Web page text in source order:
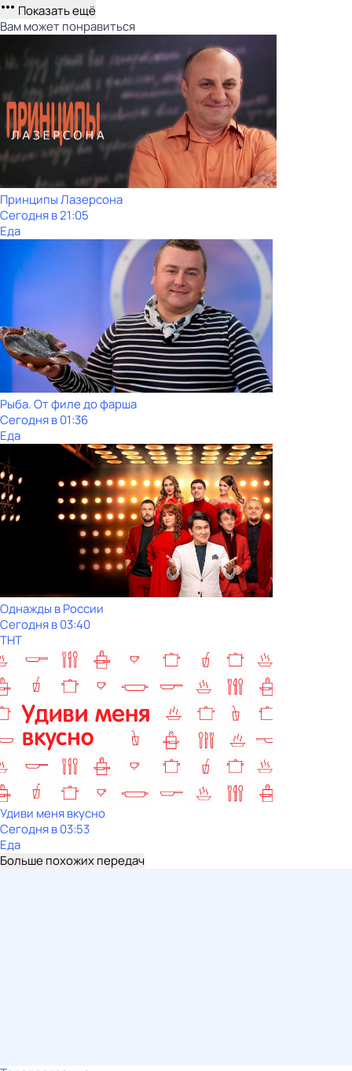
Показать ещё
Вам может понравиться
Принципы Лазерсона
Сегодня в 21:05
Еда
Рыба. От филе до фарша
Сегодня в 01:36
Еда
Однажды в России
Сегодня в 03:40
ТНТ
Удиви меня вкусно
Сегодня в 03:53
Еда
Больше похожих передач